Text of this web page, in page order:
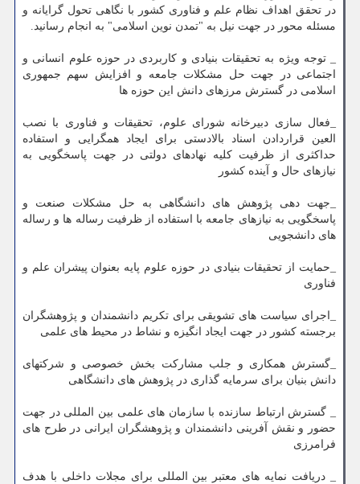
در تحقق اهداف نظام علم و فناوری کشور با نگاهی تحول گرایانه و
مسئله محور در جهت نیل به "تمدن نوین اسلامی" به انجام رسانید.
_ توجه ویژه به تحقیقات بنیادی و کاربردی در حوزه علوم انسانی و
اجتماعی در جهت حل مشکلات جامعه و افزایش سهم جمهوری
اسلامی در گسترش مرزهای دانش این حوزه ها
_فعال سازی دبیرخانه شورای علوم، تحقیقات و فناوری با نصب
العین قراردادن اسناد بالادستی برای ایجاد همگرایی و استفاده
حداکثری از ظرفیت کلیه نهادهای دولتی در جهت پاسخگویی به
نیازهای حال و آینده کشور
_جهت دهی پژوهش های دانشگاهی به حل مشکلات صنعت و
پاسخگویی به نیازهای جامعه با استفاده از ظرفیت رساله ها و رساله
های دانشجویی
_حمایت از تحقیقات بنیادی در حوزه علوم پایه بعنوان پیشران علم و
فناوری
_اجرای سیاست های تشویقی برای تکریم دانشمندان و پژوهشگران
برجسته کشور در جهت ایجاد انگیزه و نشاط در محیط های علمی
_گسترش همکاری و جلب مشارکت بخش خصوصی و شرکتهای
دانش بنیان برای سرمایه گذاری در پژوهش های دانشگاهی
_ گسترش ارتباط سازنده با سازمان های علمی بین المللی در جهت
حضور و نقش آفرینی دانشمندان و پژوهشگران ایرانی در طرح های
فرامرزی
_ دریافت نمایه های معتبر بین المللی برای مجلات داخلی با هدف